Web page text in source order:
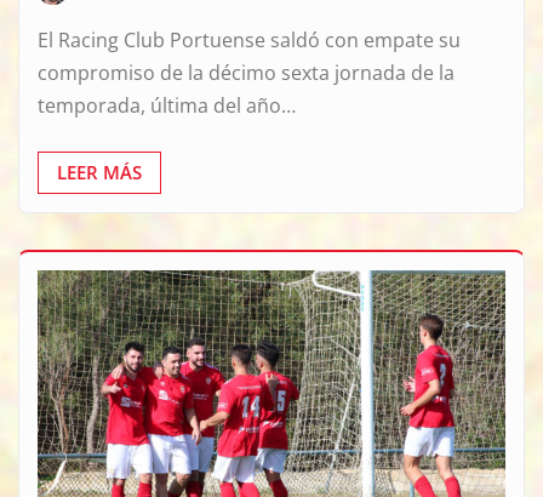
El Racing Club Portuense saldó con empate su
compromiso de la décimo sexta jornada de la
temporada, última del año…
LEER MÁS